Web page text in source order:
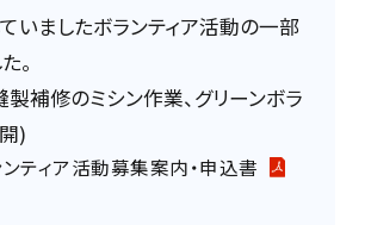
いましたボランティア活動の一部
。
製補修のミシン作業、グリーンボラ
)
ティア活動募集案内・申込書